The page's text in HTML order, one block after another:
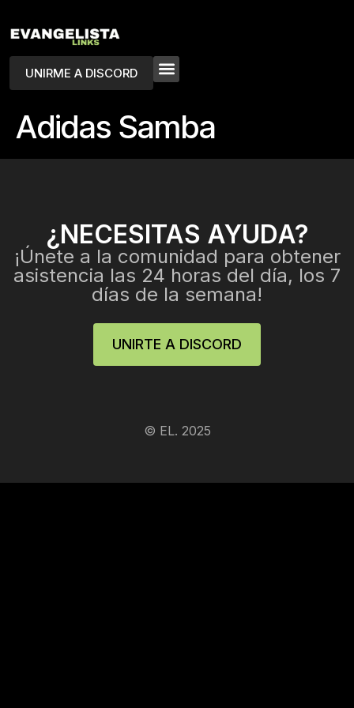
UNIRME A DISCORD
Adidas Samba
¿NECESITAS AYUDA?
¡Únete a la comunidad para obtener
asistencia las 24 horas del día, los 7
días de la semana!
UNIRTE A DISCORD
© EL. 2025